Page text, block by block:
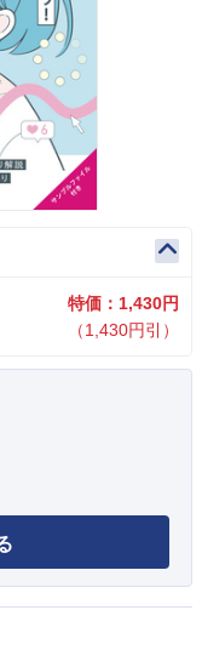
特価：1,430円
（1,430円引）